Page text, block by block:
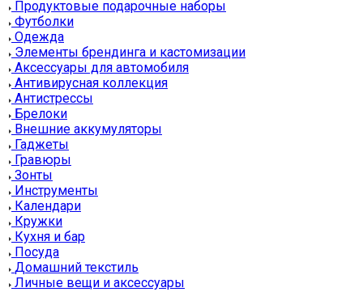
Продуктовые подарочные наборы
Футболки
Одежда
Элементы брендинга и кастомизации
Аксессуары для автомобиля
Антивирусная коллекция
Антистрессы
Брелоки
Внешние аккумуляторы
Гаджеты
Гравюры
Зонты
Инструменты
Календари
Кружки
Кухня и бар
Посуда
Домашний текстиль
Личные вещи и аксессуары